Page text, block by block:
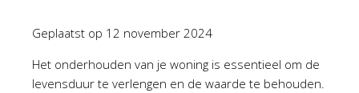
Geplaatst op 12 november 2024
Het onderhouden van je woning is essentieel om de
levensduur te verlengen en de waarde te behouden.